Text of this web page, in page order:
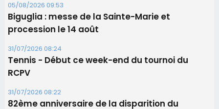
05/08/2026 09:53
Biguglia : messe de la Sainte-Marie et
procession le 14 août
31/07/2026 08:24
Tennis - Début ce week-end du tournoi du
RCPV
31/07/2026 08:22
82ème anniversaire de la disparition du